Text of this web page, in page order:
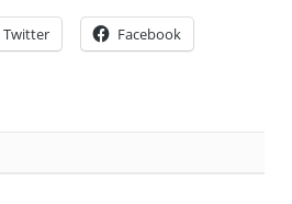
Twitter Facebook